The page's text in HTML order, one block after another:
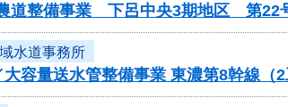
道整備事業 下呂中央3期地区 第22
水道事務所
大容量送水管整備事業 東濃第8幹線（